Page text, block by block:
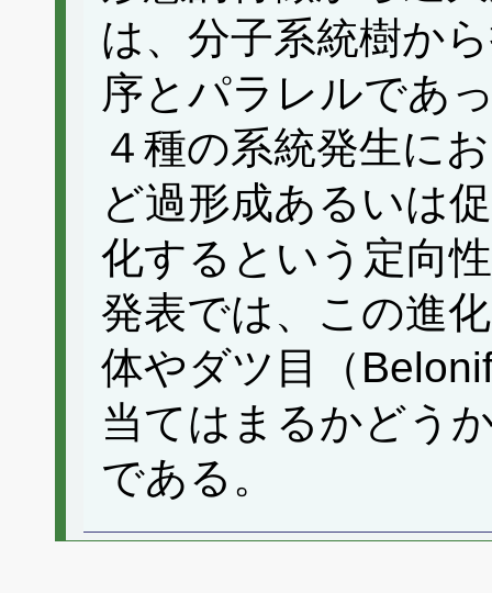
は、分子系統樹か
序とパラレルであ
４種の系統発生に
ど過形成あるいは
化するという定向
発表では、この進
体やダツ目（
当てはまるかどう
である。